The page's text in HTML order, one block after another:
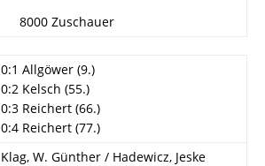
8000 Zuschauer
0:1 Allgöwer (9.)
0:2 Kelsch (55.)
0:3 Reichert (66.)
0:4 Reichert (77.)
Klag, W. Günther / Hadewicz, Jeske